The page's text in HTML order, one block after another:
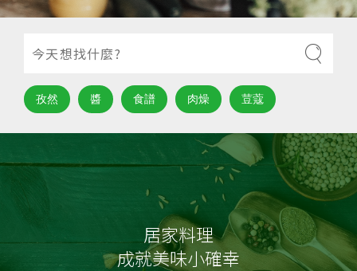
孜然 醬 食譜 肉燥 荳蔻
居家料理
成就美味小確幸